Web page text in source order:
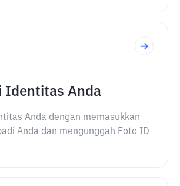
Identitas Anda
Anda dengan memasukkan
Anda dan mengunggah Foto ID